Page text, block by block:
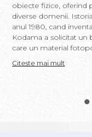
obiecte fizice, oferind
diverse domenii.
anul 1980, cand
Kodama a solicitat
care un material
Citeste mai mult